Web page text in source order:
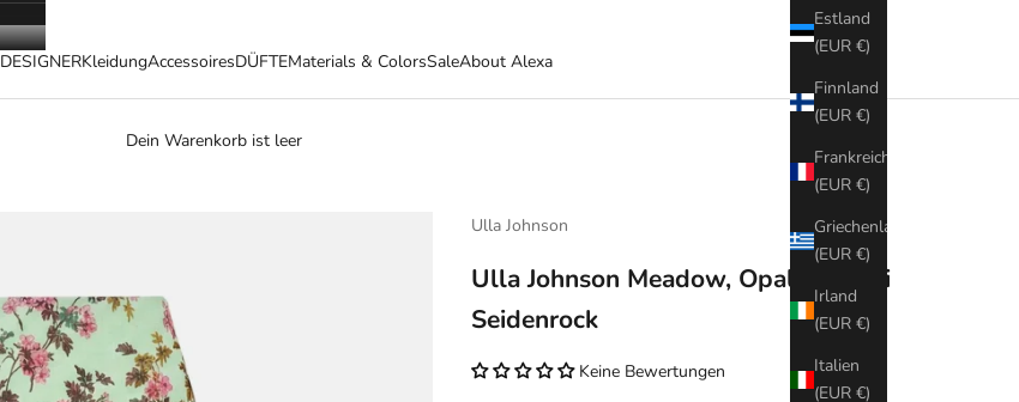
DESIGNERKleidungAccessoiresDÜFTEMaterials & ColorsSaleAbout Alexa
Estland
(EUR €)
Finnland
(EUR €)
Frankreich
(EUR €)
Griechenland
(EUR €)
Irland
(EUR €)
Italien
(EUR €)
Dein Warenkorb ist leer
Ulla Johnson
Ulla Johnson Meadow, Opaline, Midi
Seidenrock
Keine Bewertungen